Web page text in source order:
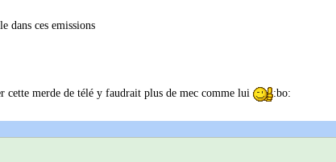
dans ces emissions
merde de télé y faudrait plus de mec comme lui :bo: